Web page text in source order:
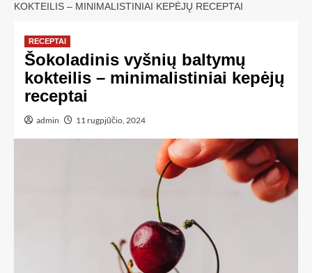
KOKTEILIS – MINIMALISTINIAI KEPĖJŲ RECEPTAI
RECEPTAI
Šokoladinis vyšnių baltymų
kokteilis – minimalistiniai kepėjų
receptai
admin 11 rugpjūčio, 2024